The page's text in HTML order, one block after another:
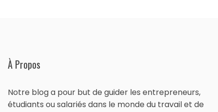
À Propos
Notre blog a pour but de guider les entrepreneurs,
étudiants ou salariés dans le monde du travail et de